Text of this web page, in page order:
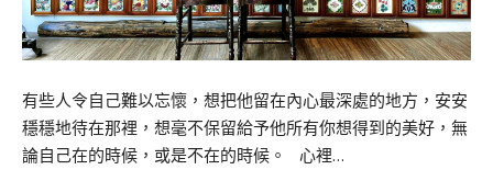
有些人令自己難以忘懷，想把他留在內心最深處的地方，安安
穩穩地待在那裡，想毫不保留給予他所有你想得到的美好，無
論自己在的時候，或是不在的時候。 心裡…